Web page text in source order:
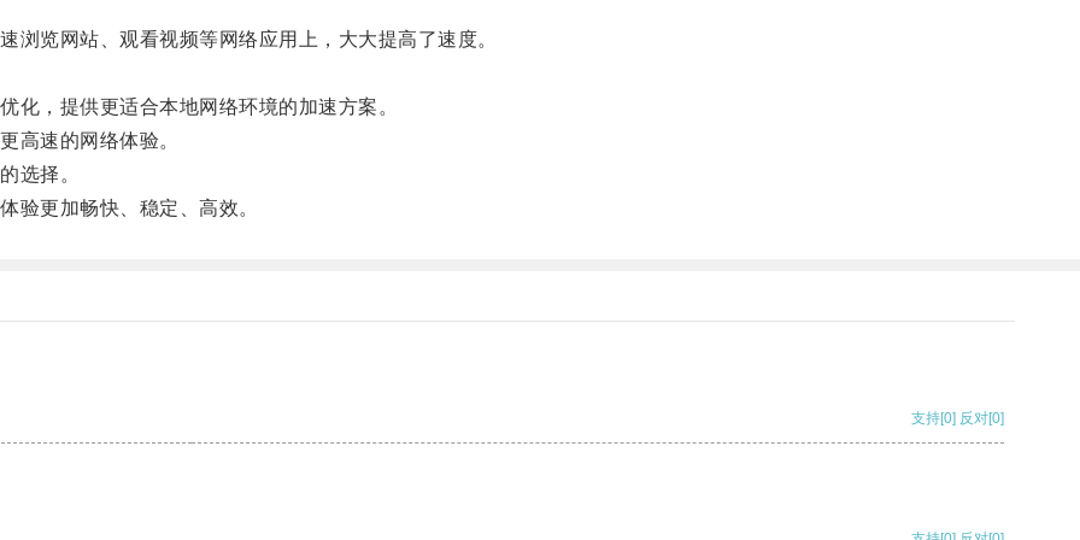
览网站、观看视频等网络应用上，大大提高了速度。
，提供更适合本地网络环境的加速方案。
速的网络体验。
选择。
更加畅快、稳定、高效。
支持[0] 反对[0]